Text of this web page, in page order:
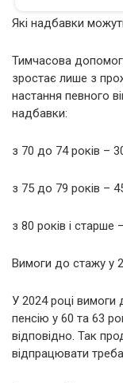
Які надбавки
Тимчасова
зростає лише з
настання певного
надбавки:
з 70 до 74 років –
з 75 до 79 років –
з 80 років і
Вимоги до стажу у
У 2024 році вимоги
пенсію у 60 та 63
відповідно. Так
відпрацювати